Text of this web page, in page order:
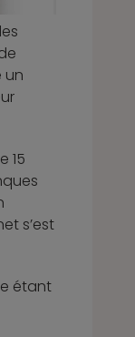
un
15
s’est
étant